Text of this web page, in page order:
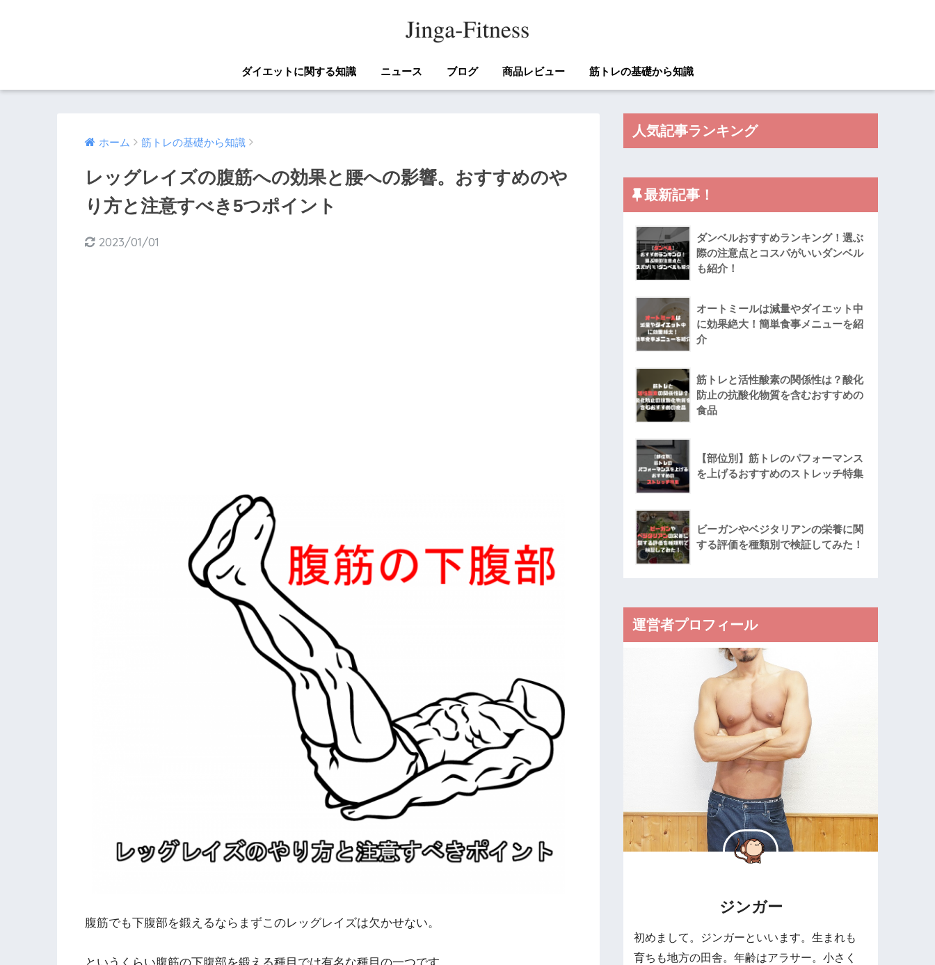
ダイエットに関する知識 ニュース ブログ 商品レビュー 筋トレの基礎から知識
ホーム 筋トレの基礎から知識
レッグレイズの腹筋への効果と腰への影響。おすすめのや
り方と注意すべき5つポイント
2023/01/01
腹筋でも下腹部を鍛えるならまずこのレッグレイズは欠かせない。
人気記事ランキング
最新記事！
ダンベルおすすめランキング！選ぶ
際の注意点とコスパがいいダンベル
も紹介！
オートミールは減量やダイエット中
に効果絶大！簡単食事メニューを紹
介
筋トレと活性酸素の関係性は？酸化
防止の抗酸化物質を含むおすすめの
食品
【部位別】筋トレのパフォーマンス
を上げるおすすめのストレッチ特集
ビーガンやベジタリアンの栄養に関
する評価を種類別で検証してみた！
運営者プロフィール
ジンガー
初めまして。ジンガーといいます。生まれも
育ちも地方の田舎。年齢はアラサー。小さく